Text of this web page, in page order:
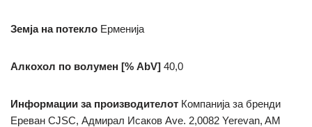
Земја на потекло Ерменија
Алкохол по волумен [% AbV] 40,0
Информации за производителот Компанија за бренди
Ереван CJSC, Адмирал Исаков Ave. 2,0082 Yerevan, AM